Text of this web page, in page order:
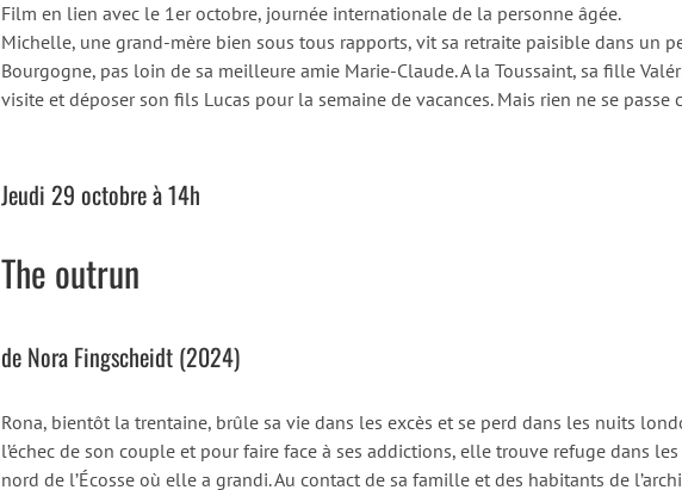
Film en lien avec le 1er octobre, journée internationale de la personne âgée.
Michelle, une grand-mère bien sous tous rapports, vit sa retraite paisible dans un
Bourgogne, pas loin de sa meilleure amie Marie-Claude. A la Toussaint, sa fille
visite et déposer son fils Lucas pour la semaine de vacances. Mais rien ne se passe
Jeudi 29 octobre à 14h
The outrun
de Nora Fingscheidt (2024)
Rona, bientôt la trentaine, brûle sa vie dans les excès et se perd dans les nuits
l’échec de son couple et pour faire face à ses addictions, elle trouve refuge dans
nord de l’Écosse où elle a grandi. Au contact de sa famille et des habitants de